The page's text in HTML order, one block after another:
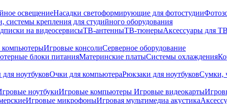
освещениеНасадки светоформирующие для фотостудии
системы крепления для студийного оборудования
на видеосервисыТВ-антенныТВ-тюнерыАксессуары для ТВ
Игровые консолиСерверное оборудование
блоки питанияМатеринские платыСистемы охлаждения
ноутбуковОчки для компьютераРюкзаки для ноутбуковСумки,
ноутбукиИгровые компьютеры Игровые видеокарты
Игровые микрофоныИгровая мультимедиа акустика